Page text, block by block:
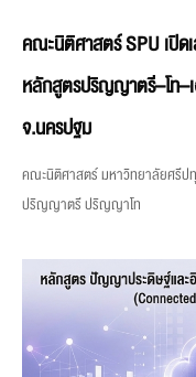
คณะนิติศาสตร์ SPU เปิด
หลักสูตรปริญญาตรี–โท–
จ.นครปฐม
คณะนิติศาสตร์ มหาวิทยาลัยศรีป
ปริญญาตรี ปริญญาโท